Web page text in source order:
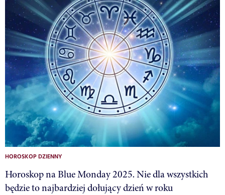
HOROSKOP DZIENNY
Horoskop na Blue Monday 2025. Nie dla wszystkich
będzie to najbardziej dołujący dzień w roku